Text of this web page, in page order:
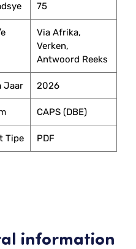
75
Via Afrika,
Verken,
Antwoord Reeks
Jaar 2026
CAPS (DBE)
Tipe PDF
information